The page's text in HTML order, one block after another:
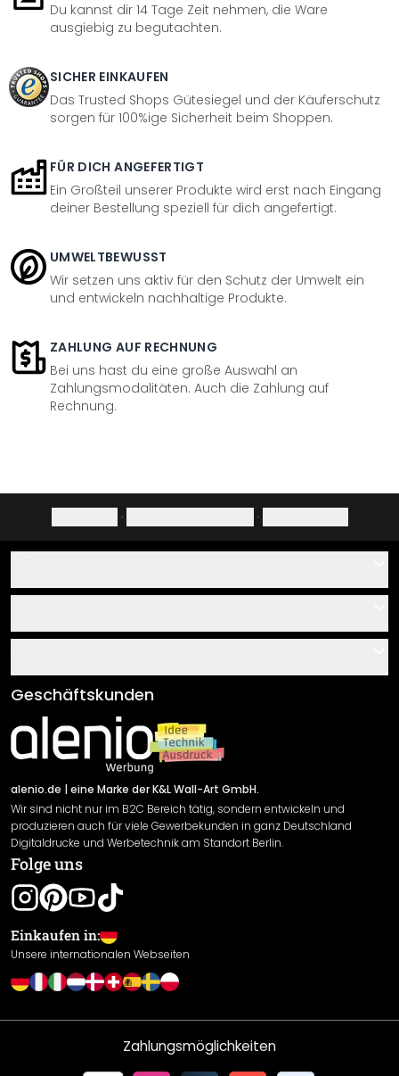
Du kannst dir 14 Tage Zeit nehmen, die Ware
ausgiebig zu begutachten.
SICHER EINKAUFEN
Das Trusted Shops Gütesiegel und der Käuferschutz
sorgen für 100%ige Sicherheit beim Shoppen.
FÜR DICH ANGEFERTIGT
Ein Großteil unserer Produkte wird erst nach Eingang
deiner Bestellung speziell für dich angefertigt.
UMWELTBEWUSST
Wir setzen uns aktiv für den Schutz der Umwelt ein
und entwickeln nachhaltige Produkte.
ZAHLUNG AUF RECHNUNG
Bei uns hast du eine große Auswahl an
Zahlungsmodalitäten. Auch die Zahlung auf
Rechnung.
· ·
Über uns
Klebe- und Montageanleitungen
Newsletter An-/Abmeldung
Sendungsverfolgung
AGB
Impressum
Versand & Zahlung
Rücksendung
Widerrufsrecht
Datenschutzerklärung
Gewährleistung
Leistungserklärung / CE-Zeichen
Cookie Einstellungen
Geschäftskunden
alenio.de | eine Marke der K&L Wall-Art GmbH.
Wir sind nicht nur im B2C Bereich tätig, sondern entwickeln und
produzieren auch für viele Gewerbekunden in ganz Deutschland
Digitaldrucke und Werbetechnik am Standort Berlin.
Folge uns
Einkaufen in:
Unsere internationalen Webseiten
Zahlungsmöglichkeiten